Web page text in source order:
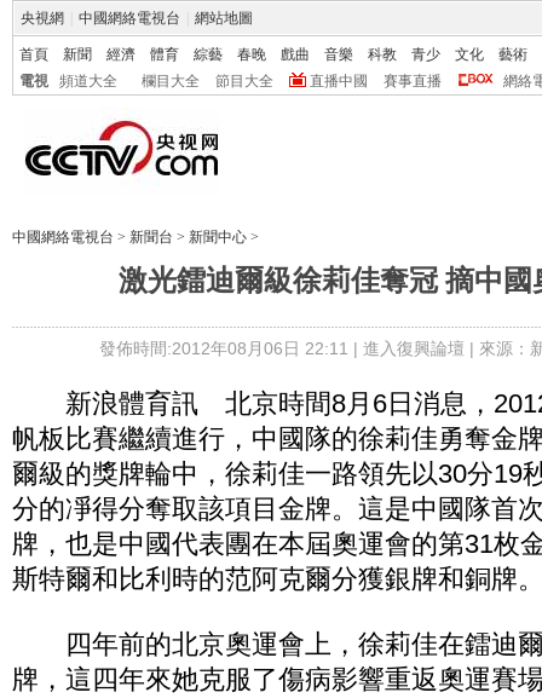
央視網 中國網絡電視台 網站地圖
首頁 新聞 經濟 體育 綜藝 春晚 戲曲 音樂 科教 青少 文化
藝術
電視
頻道大全 欄目大全 節目大全 直播中國 賽事直播 網絡
中國網絡電視台 > 新聞台 > 新聞中心 >
激光鐳迪爾級徐莉佳奪冠 摘中國
發佈時間:2012年08月06日 22:11 | 進入復興論壇 | 來源：
新浪體育訊 北京時間8月6日消息，
帆板比賽繼續進行，中國隊的徐莉佳勇奪金
爾級的獎牌輪中，徐莉佳一路領先以30分19
分的凈得分奪取該項目金牌。這是中國隊首
牌，也是中國代表團在本屆奧運會的第31枚
斯特爾和比利時的范阿克爾分獲銀牌和銅牌
四年前的北京奧運會上，徐莉佳在鐳迪
牌，這四年來她克服了傷病影響重返奧運賽